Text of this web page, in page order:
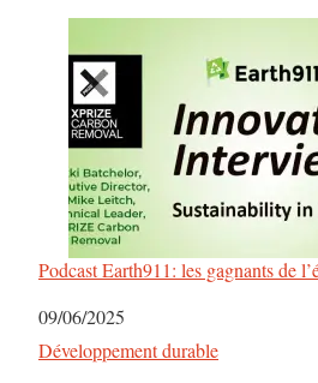
Podcast Earth911: les gagnants de
Date
09/06/2025
Par rapport à
Développement durable